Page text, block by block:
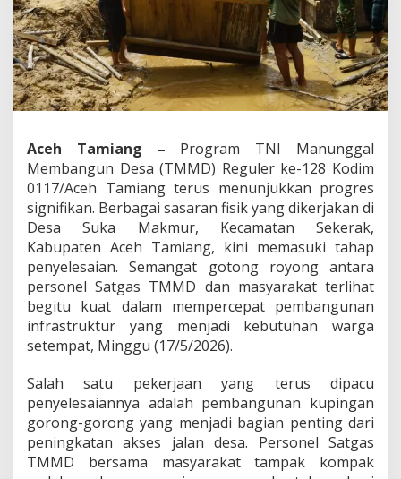
m
0
1
1
7
c
e
h
T
a
m
i
a
n
g
p
e
r
e
p
a
t
P
Aceh Tamiang – Program TNI Manunggal
Membangun Desa (TMMD) Reguler ke-128 Kodim
0117/Aceh Tamiang terus menunjukkan progres
signifikan. Berbagai sasaran fisik yang dikerjakan di
Desa Suka Makmur, Kecamatan Sekerak,
Kabupaten Aceh Tamiang, kini memasuki tahap
penyelesaian. Semangat gotong royong antara
personel Satgas TMMD dan masyarakat terlihat
begitu kuat dalam mempercepat pembangunan
infrastruktur yang menjadi kebutuhan warga
setempat, Minggu (17/5/2026).
Salah satu pekerjaan yang terus dipacu
penyelesaiannya adalah pembangunan kupingan
gorong-gorong yang menjadi bagian penting dari
peningkatan akses jalan desa. Personel Satgas
TMMD bersama masyarakat tampak kompak